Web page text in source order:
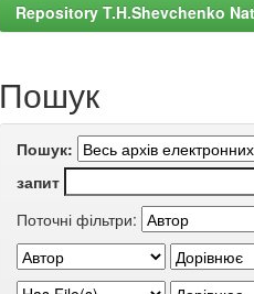
Repository T.H.Shevchenko
Пошук
Пошук:
запит
Поточні фільтри: